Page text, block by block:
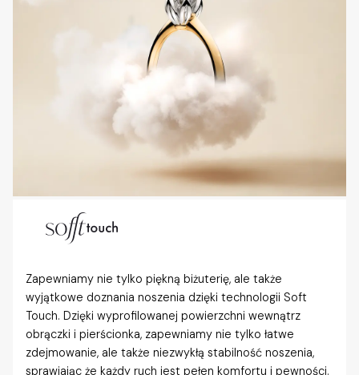
Zapewniamy nie tylko piękną biżuterię, ale także
wyjątkowe doznania noszenia dzięki technologii Soft
Touch. Dzięki wyprofilowanej powierzchni wewnątrz
obrączki i pierścionka, zapewniamy nie tylko łatwe
zdejmowanie, ale także niezwykłą stabilność noszenia,
sprawiając że każdy ruch jest pełen komfortu i pewności.